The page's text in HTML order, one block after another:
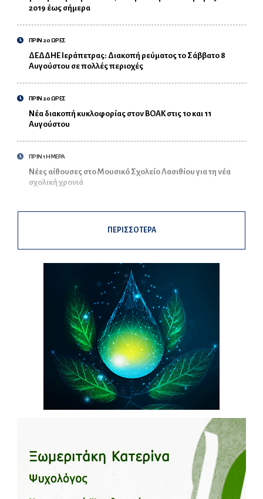
2019 έως σήμερα
ΠΡΙΝ 20 ΩΡΕΣ
ΔΕΔΔΗΕ Ιεράπετρας: Διακοπή ρεύματος το Σάββατο 8
Αυγούστου σε πολλές περιοχές
ΠΡΙΝ 20 ΩΡΕΣ
Νέα διακοπή κυκλοφορίας στον ΒΟΑΚ στις 10 και 11
Αυγούστου
ΠΡΙΝ 1 ΗΜΕΡΑ
Νέες αίθουσες στο Μουσικό Σχολείο Λασιθίου για τη νέα
σχολική χρονιά
ΠΕΡΙΣΣΟΤΕΡΑ